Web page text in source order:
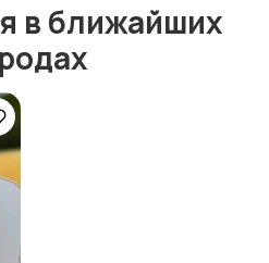
в ближайших